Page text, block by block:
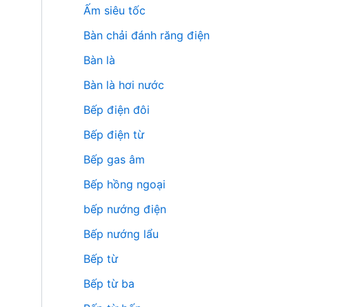
Ấm siêu tốc
Bàn chải đánh răng điện
Bàn là
Bàn là hơi nước
Bếp điện đôi
Bếp điện từ
Bếp gas âm
Bếp hồng ngoại
bếp nướng điện
Bếp nướng lẩu
Bếp từ
Bếp từ ba